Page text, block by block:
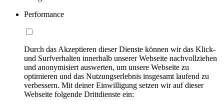
Performance
Durch das Akzeptieren dieser Dienste können wir das Klick-
und Surfverhalten innerhalb unserer Webseite nachvollziehen
und anonymisiert auswerten, um unsere Webseite zu
optimieren und das Nutzungserlebnis insgesamt laufend zu
verbessern. Mit deiner Einwilligung setzen wir auf dieser
Webseite folgende Drittdienste ein: